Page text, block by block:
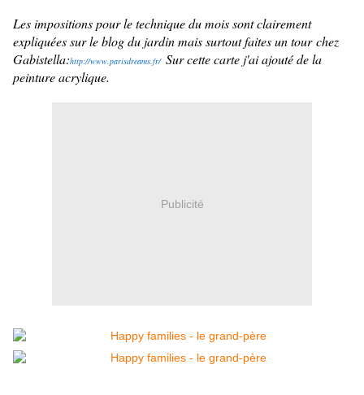
Les impositions pour le technique du mois sont clairement
expliquées sur le blog du jardin mais surtout faites un tour chez
Gabistella:http://www.parisdreams.fr/ Sur cette carte j'ai ajouté de la
peinture acrylique.
Publicité